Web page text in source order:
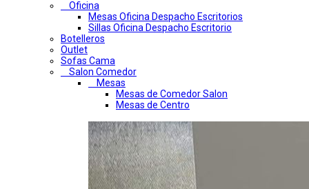
Oficina
Mesas Oficina Despacho Escritorios
Sillas Oficina Despacho Escritorio
Botelleros
Outlet
Sofas Cama
Salon Comedor
Mesas
Mesas de Comedor Salon
Mesas de Centro